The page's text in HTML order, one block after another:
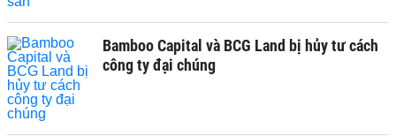
Bamboo Capital và BCG Land bị hủy tư cách
công ty đại chúng